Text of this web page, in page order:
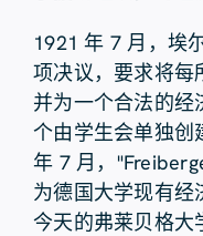
1921 年 7 月，埃
项决议，要求将每
并为一个合法的经
个由学生会单独创
年 7 月，
为德国大学现有经
今天的弗莱贝格大